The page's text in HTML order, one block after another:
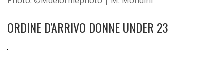
ORDINE D'ARRIVO DONNE UNDER 23